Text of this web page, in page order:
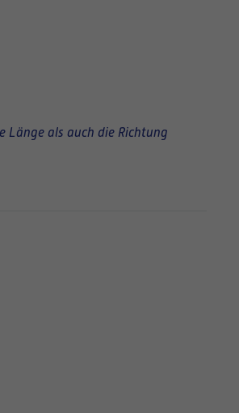
Länge als auch die Richtung